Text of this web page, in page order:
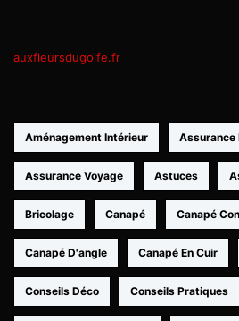
auxfleursdugolfe.fr
Aménagement Intérieur Assurance
Assurance Voyage Astuces
Bricolage Canapé Canapé
Canapé D'angle Canapé En Cuir
Conseils Déco Conseils Pratiques